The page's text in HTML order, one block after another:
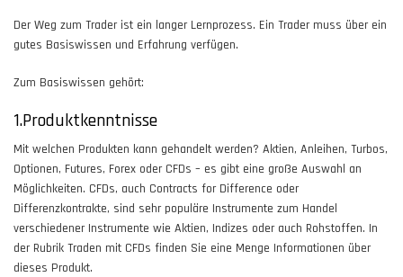
Der Weg zum Trader ist ein langer Lernprozess. Ein Trader muss über ein
gutes Basiswissen und Erfahrung verfügen.
Zum Basiswissen gehört:
1.Produktkenntnisse
Mit welchen Produkten kann gehandelt werden? Aktien, Anleihen, Turbos,
Optionen, Futures, Forex oder CFDs – es gibt eine große Auswahl an
Möglichkeiten. CFDs, auch Contracts for Difference oder
Differenzkontrakte, sind sehr populäre Instrumente zum Handel
verschiedener Instrumente wie Aktien, Indizes oder auch Rohstoffen. In
der Rubrik Traden mit CFDs finden Sie eine Menge Informationen über
dieses Produkt.